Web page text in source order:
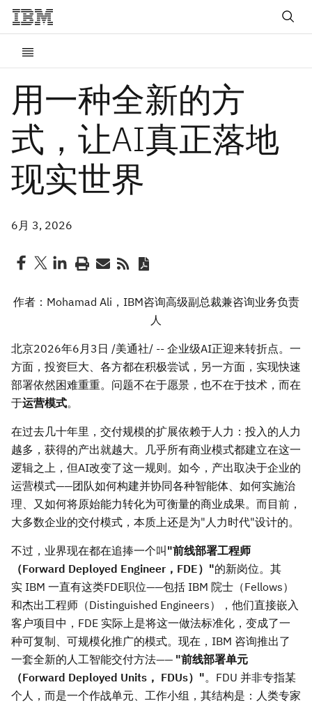
用一种全新的方
式，让AI真正落地
现实世界
6月 3, 2026
作者：Mohamad Ali，IBM咨询高级副总裁兼咨询业务负责
人
北京2026年6月3日 /美通社/ -- 企业级AI正迎来转折点。一
方面，投资巨大、各方都在积极尝试，另一方面，实现快速
部署依然困难重重。问题不在于愿景，也不在于技术，而在
于运营模式。
在过去几十年里，交付规模的扩展依赖于人力：投入的人力
越多，获得的产出就越大。几乎所有商业模式都建立在这一
逻辑之上，但AI改变了这一规则。如今，产出取决于企业的
运营模式——团队如何构建并协同各种智能体、如何实施治
理、又如何将原始能力转化为可衡量的商业成果。而目前，
大多数企业的交付模式，本质上还是为"人力时代"设计的。
不过，业界现在都在追捧一个叫 "前线部署工程师
（Forward Deployed Engineer，FDE）"的新岗位。其
实 IBM 一直有这类FDE职位——包括 IBM 院士（Fellows）
和杰出工程师（Distinguished Engineers），他们直接嵌入
客户项目中，FDE 实际上是将这一做法标准化，变成了一
种可复制、可规模化推广的模式。现在，IBM 咨询推出了
一套全新的人工智能交付方法—— "前线部署单元
（Forward Deployed Units， FDUs）"。FDU 并非专指某
个人，而是一个作战单元、工作小组，其结构是：人类专家